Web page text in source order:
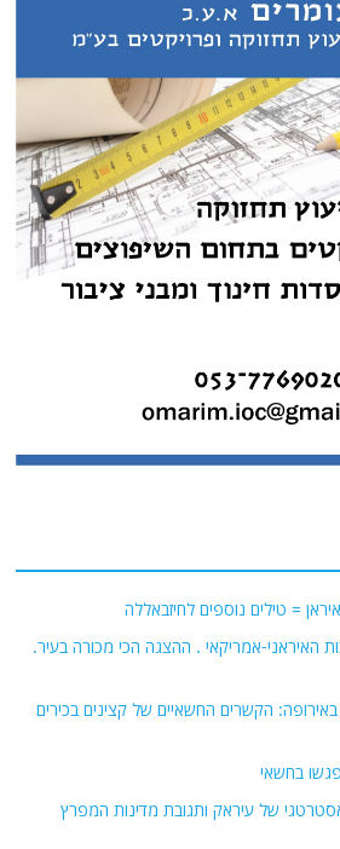
= טילים נוספים לחיזבאללה
האיראני-אמריקאי . ההצגה הכי מכורה בעיר.
הקשרים החשאיים של קצינים בכירים
בחשאי
של עיראק ותגובת מדינות המפרץ